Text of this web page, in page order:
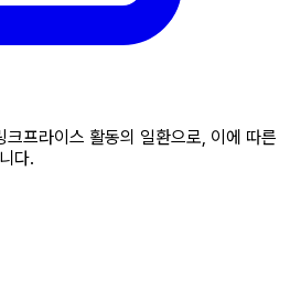
크프라이스 활동의 일환으로, 이에 따른
다.